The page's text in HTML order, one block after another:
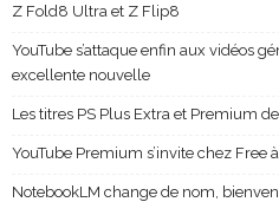
Z Fold8 Ultra et Z Flip8
YouTube s’attaque enfin aux vidéos
excellente nouvelle
Les titres PS Plus Extra et Premium
YouTube Premium s’invite chez Free
NotebookLM change de nom,